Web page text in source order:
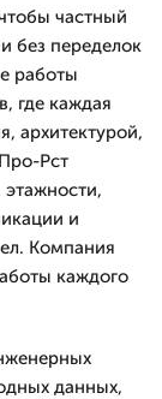
частный
без переделок
работы
где каждая
архитектурой,
Рст
и
Компания
каждого
данных,